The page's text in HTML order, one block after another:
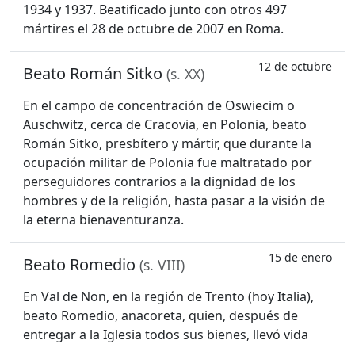
1934 y 1937. Beatificado junto con otros 497
mártires el 28 de octubre de 2007 en Roma.
Beato Román Sitko (s. XX) 12 de octubre
En el campo de concentración de Oswiecim o
Auschwitz, cerca de Cracovia, en Polonia, beato
Román Sitko, presbítero y mártir, que durante la
ocupación militar de Polonia fue maltratado por
perseguidores contrarios a la dignidad de los
hombres y de la religión, hasta pasar a la visión de
la eterna bienaventuranza.
Beato Romedio (s. VIII) 15 de enero
En Val de Non, en la región de Trento (hoy Italia),
beato Romedio, anacoreta, quien, después de
entregar a la Iglesia todos sus bienes, llevó vida